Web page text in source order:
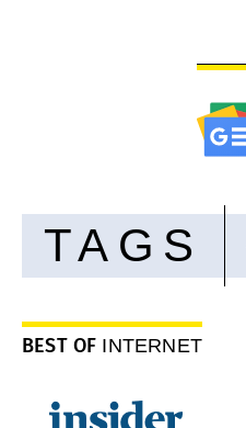
TAGS
BEST OF INTERNET